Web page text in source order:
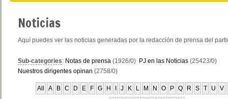
Noticias
Aquí puedes ver las noticias generadas por la redacción de prensa del
Sub-categories: Notas de prensa (1926/0) PJ en las Noticias (25423/0)
Nuestros dirigentes opinan (2758/0)
All A B C D E F G H J K L M N O P Q R S T U V